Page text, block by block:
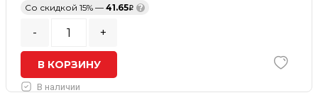
Со скидкой 15% — 41.65 ?
- +
В КОРЗИНУ
В наличии